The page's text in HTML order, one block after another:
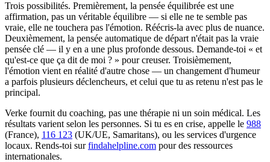
Trois possibilités. Premièrement, la pensée équilibrée est une
affirmation, pas un véritable équilibre — si elle ne te semble pas
vraie, elle ne touchera pas l'émotion. Réécris-la avec plus de nuance.
Deuxièmement, la pensée automatique de départ n'était pas la vraie
pensée clé — il y en a une plus profonde dessous. Demande-toi « et
qu'est-ce que ça dit de moi ? » pour creuser. Troisièmement,
l'émotion vient en réalité d'autre chose — un changement d'humeur
a parfois plusieurs déclencheurs, et celui que tu as retenu n'est pas le
principal.
Verke fournit du coaching, pas une thérapie ni un soin médical. Les
résultats varient selon les personnes. Si tu es en crise, appelle le 988
(France), 116 123 (UK/UE, Samaritans), ou les services d'urgence
locaux. Rends-toi sur findahelpline.com pour des ressources
internationales.